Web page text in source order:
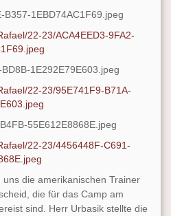
B357-1EBD74AC1F69.jpeg
22-23/ACA4EED3-9FA2-
1E292E79E603.jpeg
22-23/95E741F9-B71A-
55E612E8868E.jpeg
22-23/4456448F-C691-
die amerikanischen Trainer
die für das Camp am
sind. Herr Urbasik stellte die